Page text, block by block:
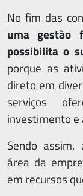
No fim das
uma gestão
possibilita o
porque as
direto em
serviços
investimento e
Sendo
área da
em recursos